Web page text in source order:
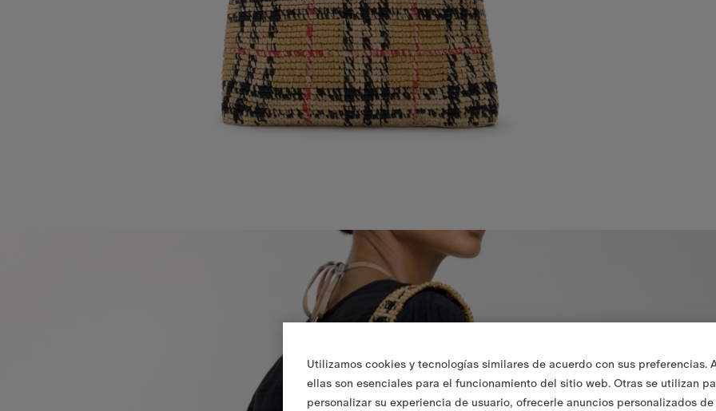
Utilizamos cookies y tecnologías similares de acuerdo con sus preferencias.
ellas son esenciales para el funcionamiento del sitio web. Otras se utilizan
personalizar su experiencia de usuario, ofrecerle anuncios personalizados